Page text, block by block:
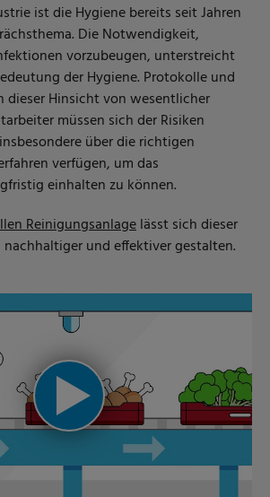
ist die Hygiene bereits seit Jahren
Die Notwendigkeit,
vorzubeugen, unterstreicht
der Hygiene. Protokolle und
dieser Hinsicht von wesentlicher
müssen sich der Risiken
über die richtigen
verfügen, um das
einhalten zu können.
Reinigungsanlagelässt sich dieser
nachhaltiger und effektiver gestalten.